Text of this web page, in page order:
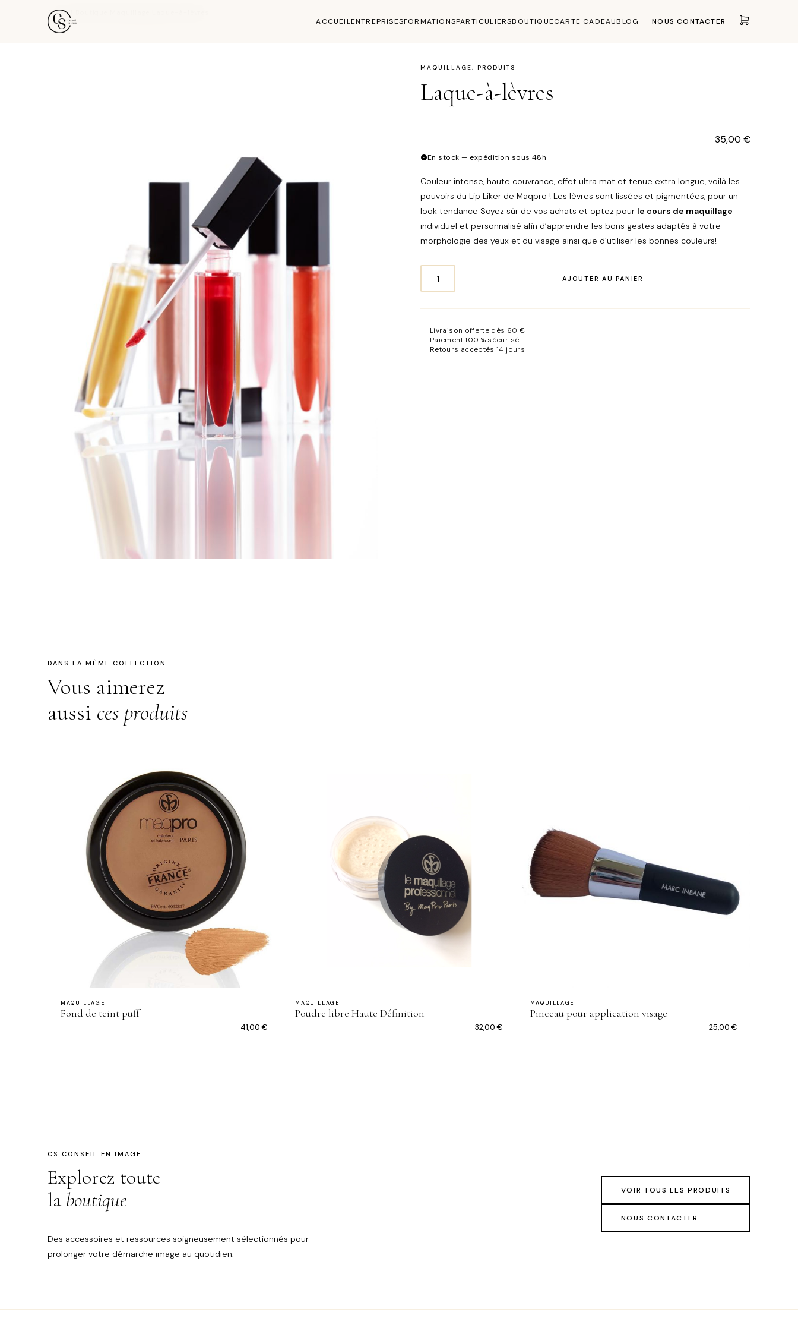
ACCUEILENTREPRISESFORMATIONSPARTICULIERSBOUTIQUECARTE CADEAUBLOG NOUS CONTACTER
Accueil
MAQUILLAGE, PRODUITS
Laque-à-lèvres
35,00 €
En stock — expédition sous 48h
Couleur intense, haute couvrance, effet ultra mat et tenue extra longue, voilà les
pouvoirs du Lip Liker de Maqpro ! Les lèvres sont lissées et pigmentées, pour un
look tendance Soyez sûr de vos achats et optez pour le cours de maquillage
individuel et personnalisé afin d’apprendre les bons gestes adaptés à votre
morphologie des yeux et du visage ainsi que d’utiliser les bonnes couleurs!
quantité
Laque-
lèvres
AJOUTER AU PANIER
Livraison offerte dès 60 €
Paiement 100 % sécurisé
Retours acceptés 14 jours
DANS LA MÊME COLLECTION
Vous aimerez
aussi ces produits
MAQUILLAGE
Fond de teint puff
41,00€
MAQUILLAGE
Poudre libre Haute Définition
32,00€
MAQUILLAGE
Pinceau pour application visage
25,00€
CS CONSEIL EN IMAGE
Explorez toute
la boutique
Des accessoires et ressources soigneusement sélectionnés pour
prolonger votre démarche image au quotidien.
VOIR TOUS LES PRODUITS
NOUS CONTACTER